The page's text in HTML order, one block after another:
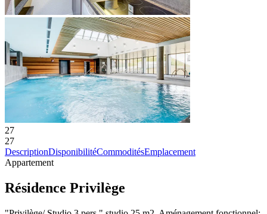
27
27
DescriptionDisponibilitéCommoditésEmplacement
Appartement
Résidence Privilège